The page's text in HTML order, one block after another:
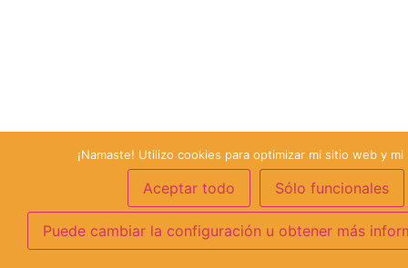
¡Namaste! Utilizo cookies para optimizar mi sitio web y mi
Aceptar todo Sólo funcionales
Puede cambiar la configuración u obtener más